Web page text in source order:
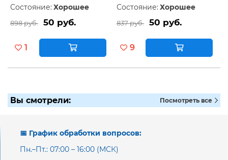
Состояние: Хорошее
898 руб. 50 руб.
1
Состояние: Хорошее
837 руб. 50 руб.
9
Вы смотрели: Посмотреть все
📅 График обработки вопросов:
Пн.–Пт.: 07:00 – 16:00 (МСК)